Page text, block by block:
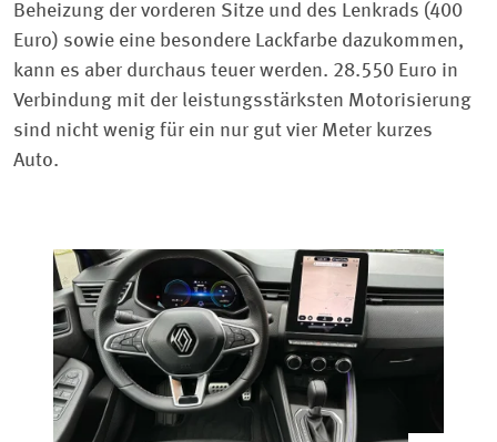
Beheizung der vorderen Sitze und des Lenkrads (400
Euro) sowie eine besondere Lackfarbe dazukommen,
kann es aber durchaus teuer werden. 28.550 Euro in
Verbindung mit der leistungsstärksten Motorisierung
sind nicht wenig für ein nur gut vier Meter kurzes
Auto.